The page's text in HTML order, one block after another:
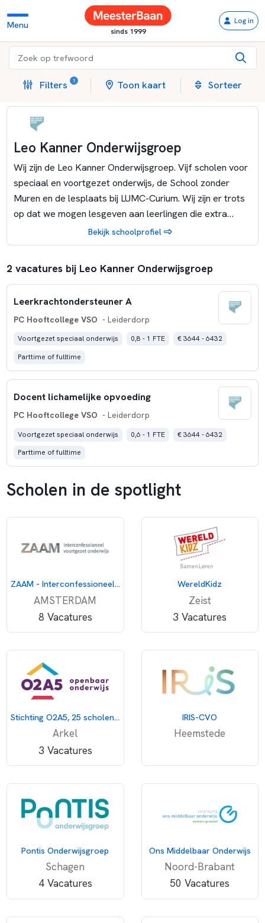
Menu
sinds 1999
Log in
Filters 1 Toon kaart Sorteer
Leo Kanner Onderwijsgroep
Wij zijn de Leo Kanner Onderwijsgroep. Vijf scholen voor
speciaal en voortgezet onderwijs, de School zonder
Muren en de lesplaats bij LUMC-Curium. Wij zijn er trots
op dat we mogen lesgeven aan leerlingen die extra
ondersteuning nodig hebben. Zo dragen we er aan bij dat
iedere leerling met zijn of haar eigen talenten tot zijn
ons leven extra kleur.
Bekijk schoolprofiel
2 vacatures bij Leo Kanner Onderwijsgroep
Leerkrachtondersteuner A
PC Hooftcollege VSO - Leiderdorp
Voortgezet speciaal onderwijs 0,8 - 1 FTE
€ 3644 - 6432
Parttime of fulltime
Docent lichamelijke opvoeding
PC Hooftcollege VSO - Leiderdorp
Voortgezet speciaal onderwijs 0,6 - 1 FTE
€ 3644 - 6432
Parttime of fulltime
Scholen in de spotlight
ZAAM - Interconfessioneel voortgezet onderwijs
AMSTERDAM
8 Vacatures
WereldKidz
Zeist
3 Vacatures
Stichting O2A5, 25 scholen voor openbaar onderwijs
Arkel
3 Vacatures
IRIS-CVO
Heemstede
Pontis Onderwijsgroep
Schagen
4 Vacatures
Ons Middelbaar Onderwijs
Noord-Brabant
50 Vacatures